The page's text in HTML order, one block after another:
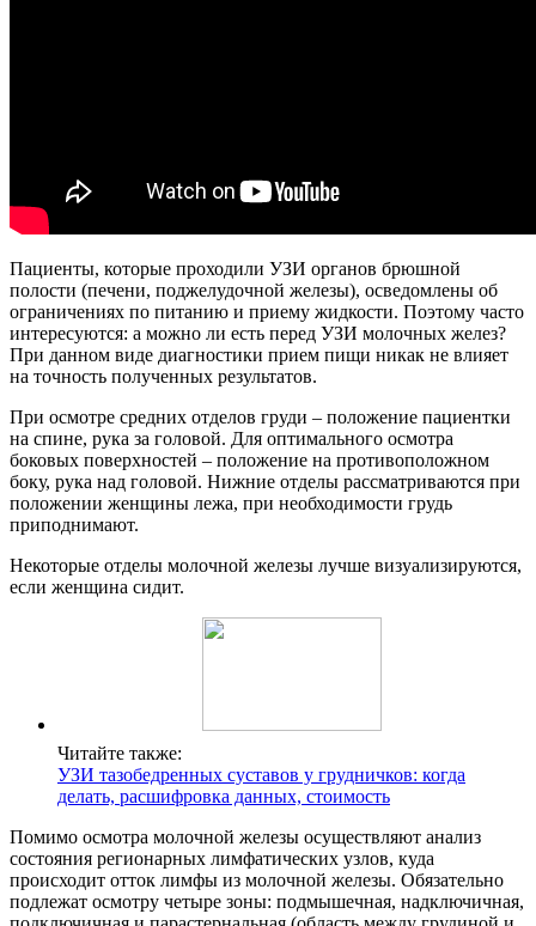
Пациенты, которые проходили УЗИ органов брюшной
полости (печени, поджелудочной железы), осведомлены об
ограничениях по питанию и приему жидкости. Поэтому часто
интересуются: а можно ли есть перед УЗИ молочных желез?
При данном виде диагностики прием пищи никак не влияет
на точность полученных результатов.
При осмотре средних отделов груди – положение пациентки
на спине, рука за головой. Для оптимального осмотра
боковых поверхностей – положение на противоположном
боку, рука над головой. Нижние отделы рассматриваются при
положении женщины лежа, при необходимости грудь
приподнимают.
Некоторые отделы молочной железы лучше визуализируются,
если женщина сидит.
Читайте также:
УЗИ тазобедренных суставов у грудничков: когда
делать, расшифровка данных, стоимость
Помимо осмотра молочной железы осуществляют анализ
состояния регионарных лимфатических узлов, куда
происходит отток лимфы из молочной железы. Обязательно
подлежат осмотру четыре зоны: подмышечная, надключичная,